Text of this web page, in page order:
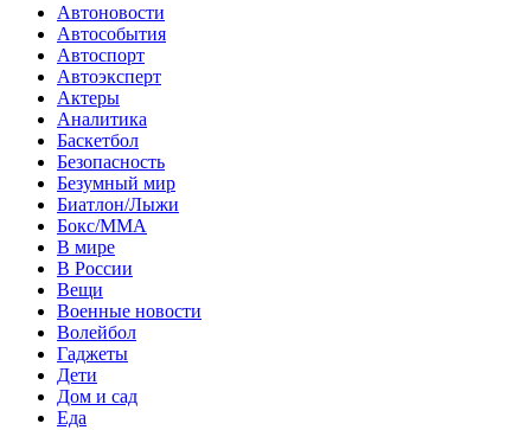
Автоновости
Автособытия
Автоспорт
Автоэксперт
Актеры
Аналитика
Баскетбол
Безопасность
Безумный мир
Биатлон/Лыжи
Бокс/MMA
В мире
В России
Вещи
Военные новости
Волейбол
Гаджеты
Дети
Дом и сад
Еда